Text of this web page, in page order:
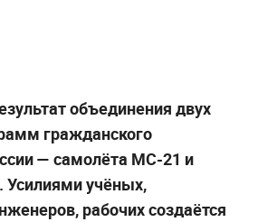
объединения двух
гражданского
— самолёта МС-21 и
Усилиями учёных,
рабочих создаётся